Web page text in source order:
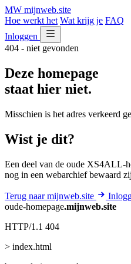
MW mijnweb.site
Hoe werkt het Wat krijg je FAQ
Inloggen
404 - niet gevonden
Deze homepage
staat hier niet.
Misschien is het adres verkeerd
Wist je dit?
Een deel van de oude XS4ALL-
nog in een webarchief bewaard
Terug naar mijnweb.site
oude-homepage.mijnweb.site
HTTP/1.1 404
> index.html